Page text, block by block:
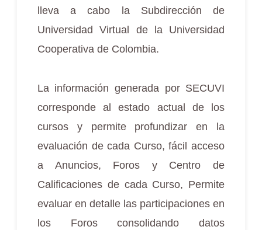
lleva a cabo la Subdirección de
Universidad Virtual de la Universidad
Cooperativa de Colombia.
La información generada por SECUVI
corresponde al estado actual de los
cursos y permite profundizar en la
evaluación de cada Curso, fácil acceso
a Anuncios, Foros y Centro de
Calificaciones de cada Curso, Permite
evaluar en detalle las participaciones en
los Foros consolidando datos